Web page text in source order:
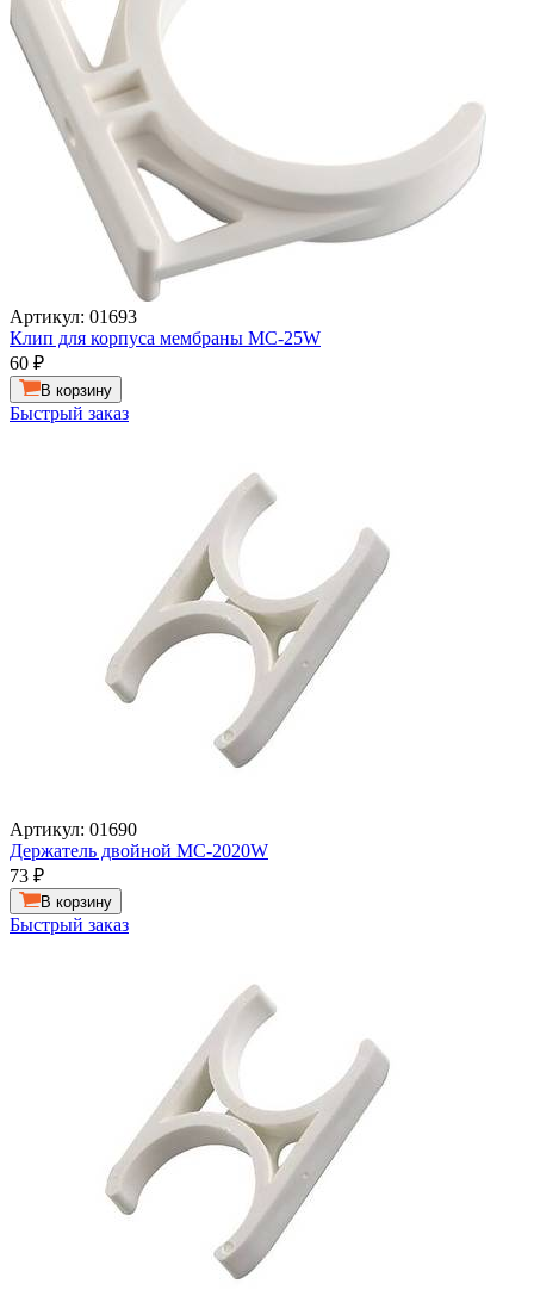
Артикул: 01693
Клип для корпуса мембраны МС-25W
60 ₽
В корзину
Быстрый заказ
Артикул: 01690
Держатель двойной MC-2020W
73 ₽
В корзину
Быстрый заказ